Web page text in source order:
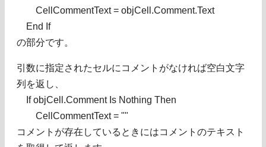
CellCommentText = objCell.Comment.Text
End If
の部分です。
引数に指定されたセルにコメントがなければ空白文字
列を返し、
If objCell.Comment Is Nothing Then
CellCommentText = ""
コメントが存在しているときにはコメントのテキスト